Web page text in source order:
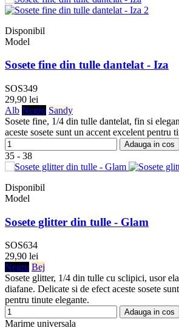
Disponibil
Model
Sosete fine din tulle dantelat - Iza
SOS349
29,90 lei
Alb Negru Sandy
Sosete fine, 1/4 din tulle dantelat, fin si
aceste sosete sunt un accent excelent pentru
Adauga in cos
35 - 38
Disponibil
Model
Sosete glitter din tulle - Glam
SOS634
29,90 lei
Negru Bej
Sosete glitter, 1/4 din tulle cu sclipici, usor
diafane. Delicate si de efect aceste sosete
pentru tinute elegante.
Adauga in cos
Marime universala